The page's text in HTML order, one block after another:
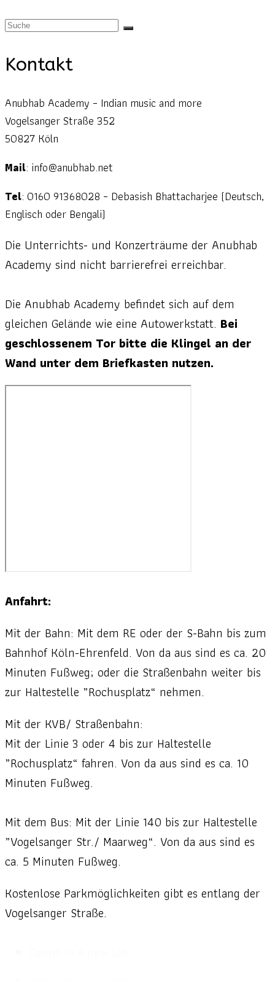
Kontakt
Anubhab Academy – Indian music and more
Vogelsanger Straße 352
50827 Köln
Mail: info@anubhab.net
Tel: 0160 91368028 – Debasish Bhattacharjee (Deutsch,
Englisch oder Bengali)
Die Unterrichts- und Konzerträume der Anubhab
Academy sind nicht barrierefrei erreichbar.
Die Anubhab Academy befindet sich auf dem
gleichen Gelände wie eine Autowerkstatt. Bei
geschlossenem Tor bitte die Klingel an der
Wand unter dem Briefkasten nutzen.
Anfahrt:
Mit der Bahn: Mit dem RE oder der S-Bahn bis zum
Bahnhof Köln-Ehrenfeld. Von da aus sind es ca. 20
Minuten Fußweg; oder die Straßenbahn weiter bis
zur Haltestelle „Rochusplatz“ nehmen.
Mit der KVB/ Straßenbahn:
Mit der Linie 3 oder 4 bis zur Haltestelle
„Rochusplatz“ fahren. Von da aus sind es ca. 10
Minuten Fußweg.
Mit dem Bus: Mit der Linie 140 bis zur Haltestelle
„Vogelsanger Str./ Maarweg“. Von da aus sind es
ca. 5 Minuten Fußweg.
Kostenlose Parkmöglichkeiten gibt es entlang der
Vogelsanger Straße.